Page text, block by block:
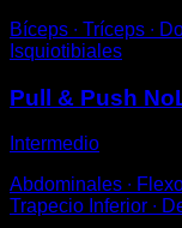
Bíceps ∙ Tríceps ∙
Isquiotibiales
Pull & Push
Intermedio
Abdominales ∙
Trapecio Inferior ∙